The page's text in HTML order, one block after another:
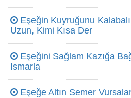
Eşeğin Kuyruğunu
Uzun, Kimi Kısa Der
Eşeğini Sağlam Kazığa
Ismarla
Eşeğe Altın Semer